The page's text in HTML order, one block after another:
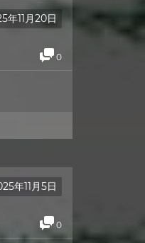
年11月20日
0
年11月5日
0